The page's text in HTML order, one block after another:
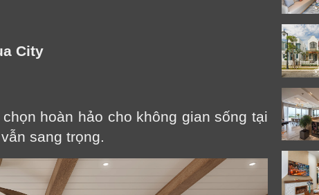
City
hoàn hảo cho không gian sống tại
sang trọng.